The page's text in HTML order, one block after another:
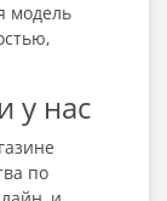
модель
у нас
по